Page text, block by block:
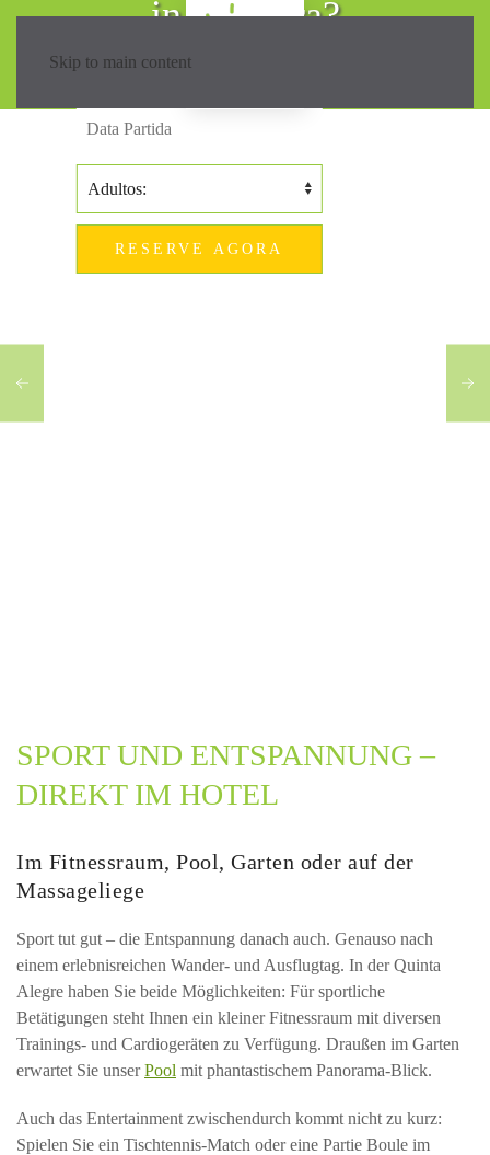
Skip to main content
in Madeira?
SPORT UND ENTSPANNUNG –
DIREKT IM HOTEL
Im Fitnessraum, Pool, Garten oder auf der
Massageliege
Sport tut gut – die Entspannung danach auch. Genauso nach
einem erlebnisreichen Wander- und Ausflugtag. In der Quinta
Alegre haben Sie beide Möglichkeiten: Für sportliche
Betätigungen steht Ihnen ein kleiner Fitnessraum mit diversen
Trainings- und Cardiogeräten zu Verfügung. Draußen im Garten
erwartet Sie unserPool mit phantastischem Panorama-Blick.
Auch das Entertainment zwischendurch kommt nicht zu kurz:
Spielen Sie ein Tischtennis-Match oder eine Partie Boule im